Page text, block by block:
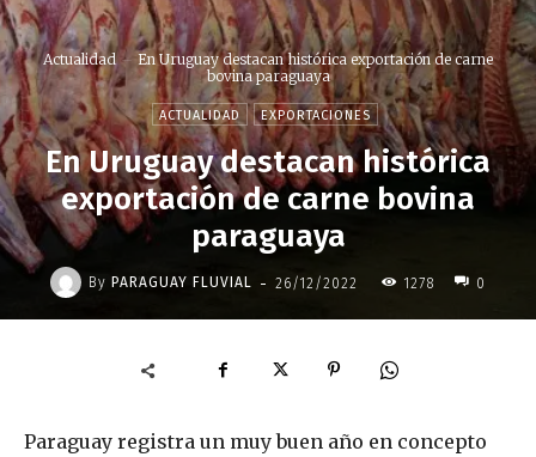
Actualidad
En Uruguay destacan histórica exportación de carne
bovina paraguaya
ACTUALIDAD EXPORTACIONES
En Uruguay destacan histórica
exportación de carne bovina
paraguaya
By PARAGUAY FLUVIAL - 26/12/2022 1278 0
Paraguay registra un muy buen año en concepto